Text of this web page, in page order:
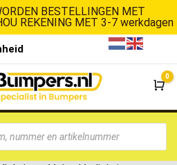
BESTELLINGEN MET
REKENING MET 3-7 werkdagen
0